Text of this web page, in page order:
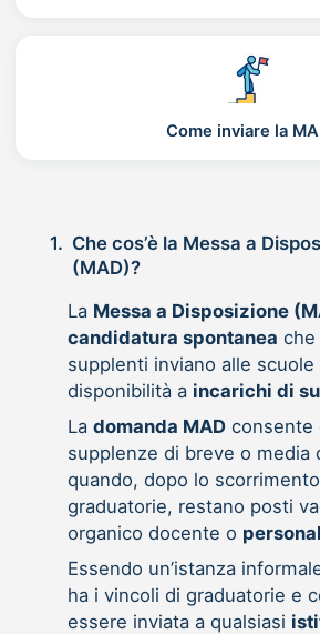
Come inviare la
1. Che cos’è la Messa a Disposizione
(MAD)?
La Messa a Disposizione
candidatura spontanea che
supplenti inviano alle
disponibilità a incarichi di
La domanda MADconsente
supplenze di breve o media
quando, dopo lo
graduatorie, restano posti
organico docente o
Essendo un’istanza
ha i vincoli di graduatorie e
essere inviata a qualsiasi